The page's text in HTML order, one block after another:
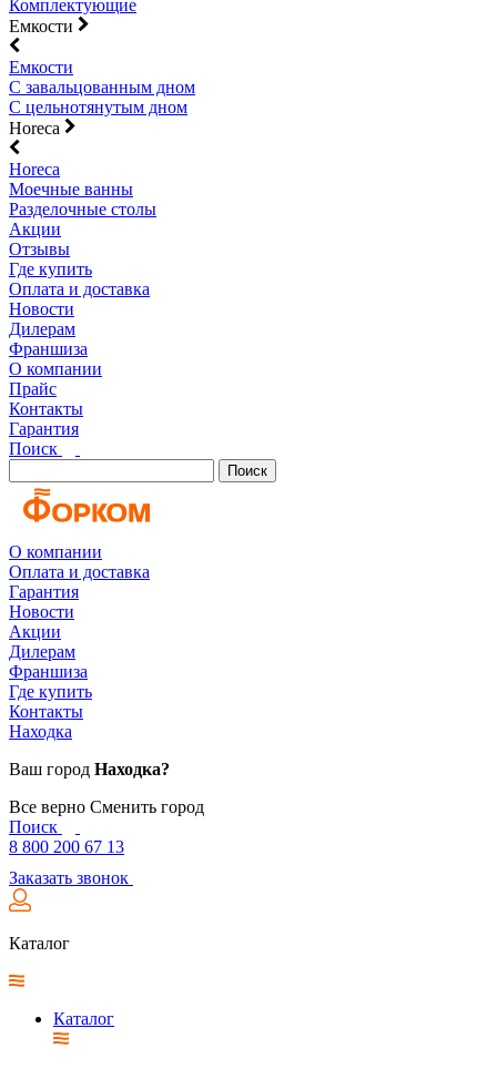
Комплектующие
Емкости
Емкости
С завальцованным дном
С цельнотянутым дном
Horeca
Horeca
Моечные ванны
Разделочные столы
Акции
Отзывы
Где купить
Оплата и доставка
Новости
Дилерам
Франшиза
О компании
Прайс
Контакты
Гарантия
Поиск
Поиск
О компании
Оплата и доставка
Гарантия
Новости
Акции
Дилерам
Франшиза
Где купить
Контакты
Находка
Ваш город Находка?
Все верно Сменить город
Поиск
8 800 200 67 13
Заказать звонок
Каталог
Каталог